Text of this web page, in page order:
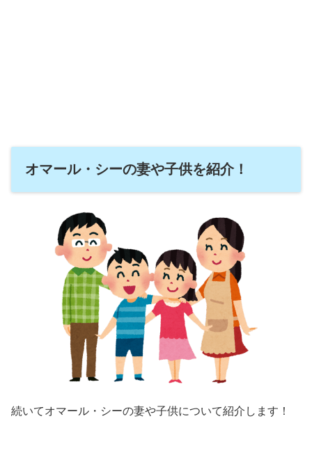
オマール・シーの妻や子供を紹介！
続いてオマール・シーの妻や子供について紹介します！